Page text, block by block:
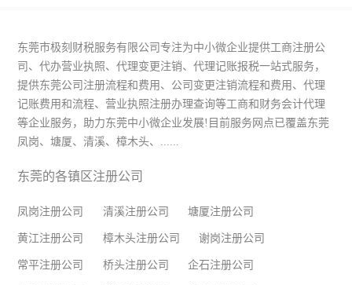
东莞市极刻财税服务有限公司专注为中小微企业提供工商注册公
司、代办营业执照、代理变更注销、代理记账报税一站式服务，
提供东莞公司注册流程和费用、公司变更注销流程和费用、代理
记账费用和流程、营业执照注册办理查询等工商和财务会计代理
等企业服务，助力东莞中小微企业发展!目前服务网点已覆盖东莞
凤岗、塘厦、清溪、樟木头、......
东莞的各镇区注册公司
凤岗注册公司 清溪注册公司 塘厦注册公司
黄江注册公司 樟木头注册公司 谢岗注册公司
常平注册公司 桥头注册公司 企石注册公司